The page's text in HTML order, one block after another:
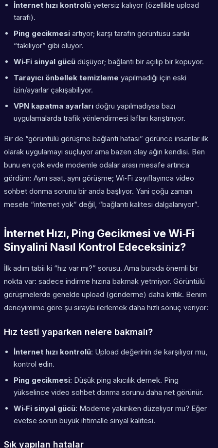
İnternet hızı kontrolü yetersiz kalıyor (özellikle upload
tarafı).
Ping gecikmesi artıyor; karşı tarafın görüntüsü sanki
“takılıyor” gibi oluyor.
Wi‑Fi sinyal gücü düşüyor; bağlantı bir açılıp bir kopuyor.
Tarayıcı önbellek temizleme yapılmadığı için eski
izin/ayarlar çakışabiliyor.
VPN kapatma ayarları doğru yapılmadıysa bazı
uygulamalarda trafik yönlendirmesi lafları karıştırıyor.
Bir de “görüntülü görüşme bağlantı hatası” görünce insanlar ilk
olarak uygulamayı suçluyor ama bazen olay ağın kendisi. Ben
bunu en çok evde modemle odalar arası mesafe artınca
gördüm: Aynı saat, aynı görüşme; Wi‑Fi zayıflayınca video
sohbet donma sorunu bir anda başlıyor. Yani çoğu zaman
mesele “internet yok” değil, “bağlantı kalitesi dalgalanıyor”.
İnternet Hızı, Ping Gecikmesi ve Wi‑Fi
Sinyalini Nasıl Kontrol Edeceksiniz?
İlk adım tabii ki “hız var mı?” sorusu. Ama burada önemli bir
nokta var: sadece indirme hızına bakmak yetmiyor. Görüntülü
görüşmelerde genelde upload (gönderme) daha kritik. Benim
deneyimime göre şu sırayla ilerlemek daha hızlı sonuç veriyor:
Hız testi yaparken nelere bakmalı?
İnternet hızı kontrolü: Upload değerinin de karşılıyor mu,
kontrol edin.
Ping gecikmesi: Düşük ping akıcılık demek. Ping
yükselince video sohbet donma sorunu daha net görünür.
Wi‑Fi sinyal gücü: Modeme yakınken düzeliyor mu? Eğer
evetse sorun büyük ihtimalle sinyal kalitesi.
Sık yapılan hatalar